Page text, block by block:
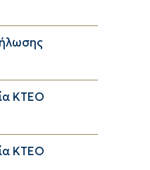
ΚΤΕΟ
ΚΤΕΟ